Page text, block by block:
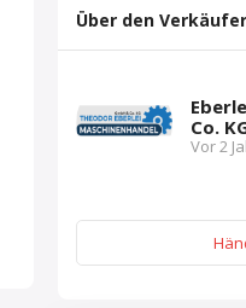
Über den Verkäufer
Co.
Vor 2